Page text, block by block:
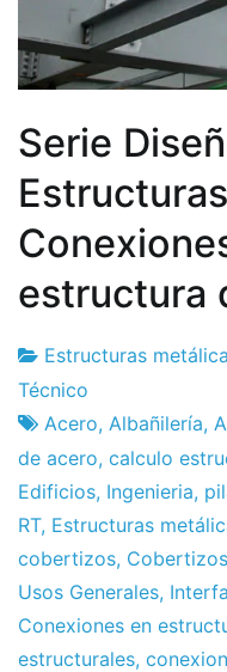
Serie
estructura
Fábrica
de
proyectos
4
de
junio
de
2011
Estructuras
Técnico
Acero, Albañilería,
de acero, calculo
Edificios, Ingenieria,
RT, Estructuras
cobertizos,
Usos Generales,
Conexiones en
estructurales,